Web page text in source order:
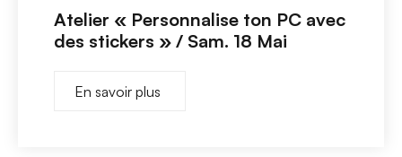
Atelier « Personnalise ton PC avec
des stickers » / Sam. 18 Mai
En savoir plus